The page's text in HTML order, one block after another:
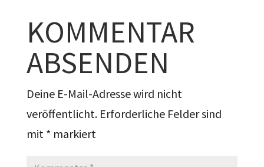
KOMMENTAR
ABSENDEN
Deine E-Mail-Adresse wird nicht
veröffentlicht. Erforderliche Felder sind
mit * markiert